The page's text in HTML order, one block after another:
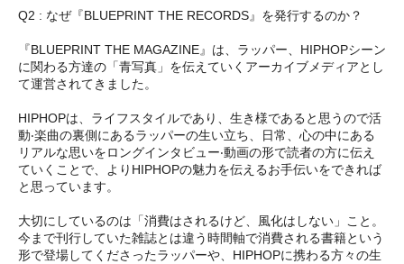
Q2 : なぜ『BLUEPRINT THE RECORDS』を発行するのか？
『BLUEPRINT THE MAGAZINE』は、ラッパー、HIPHOPシーン
に関わる方達の「青写真」を伝えていくアーカイブメディアとし
て運営されてきました。
HIPHOPは、ライフスタイルであり、生き様であると思うので活
動‧楽曲の裏側にあるラッパーの生い立ち、日常、心の中にある
リアルな思いをロングインタビュー‧動画の形で読者の方に伝え
ていくことで、よりHIPHOPの魅力を伝えるお手伝いをできれば
と思っています。
大切にしているのは「消費はされるけど、風化はしない」こと。
今まで刊行していた雑誌とは違う時間軸で消費される書籍という
形で登場してくださったラッパーや、HIPHOPに携わる方々の生